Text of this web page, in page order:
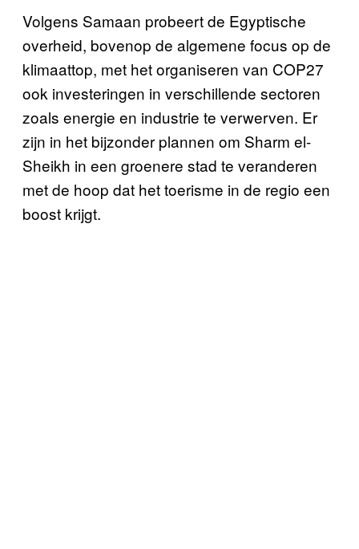
Volgens Samaan probeert de Egyptische
overheid, bovenop de algemene focus op de
klimaattop, met het organiseren van COP27
ook investeringen in verschillende sectoren
zoals energie en industrie te verwerven. Er
zijn in het bijzonder plannen om Sharm el-
Sheikh in een groenere stad te veranderen
met de hoop dat het toerisme in de regio een
boost krijgt.